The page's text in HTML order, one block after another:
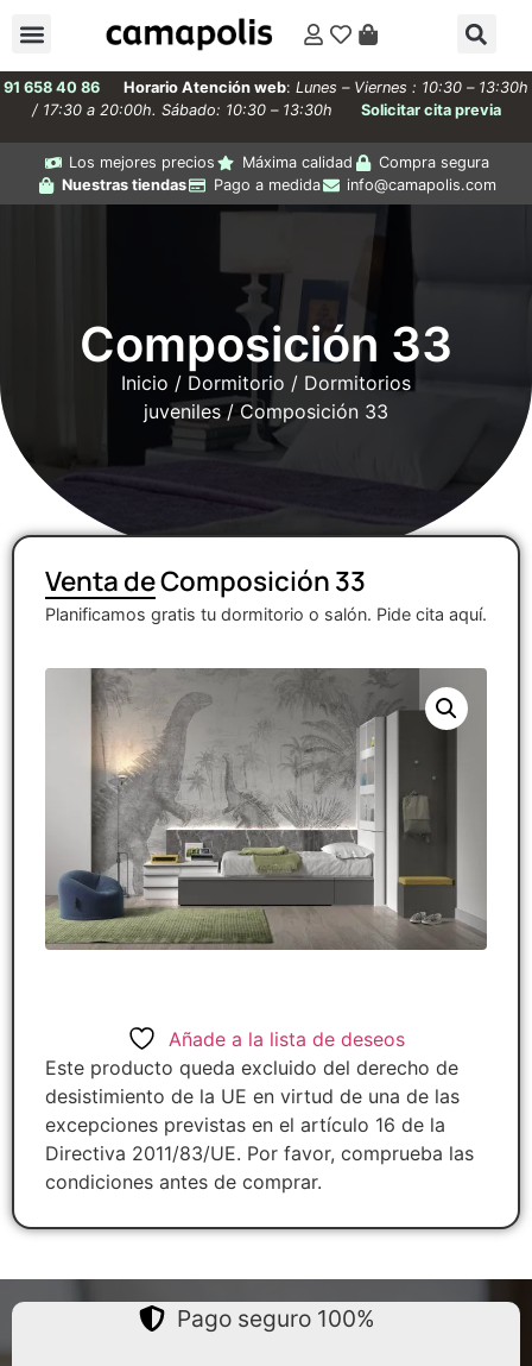
91 658 40 86 Horario Atención web: Lunes – Viernes : 10:30 – 13:30h
/ 17:30 a 20:00h. Sábado: 10:30 – 13:30h
Solicitar cita previa
Los mejores precios Máxima calidad
Compra segura
Nuestras tiendas
Pago a medida info@camapolis.com
Composición 33
Inicio / Dormitorio / Dormitorios
juveniles/ Composición 33
Venta de Composición 33
Planificamos gratis tu dormitorio o salón. Pide cita aquí.
Añade a la lista de deseos
Este producto queda excluido del derecho de
desistimiento de la UE en virtud de una de las
excepciones previstas en el artículo 16 de la
Directiva 2011/83/UE. Por favor, comprueba las
condiciones antes de comprar.
Pago seguro 100%